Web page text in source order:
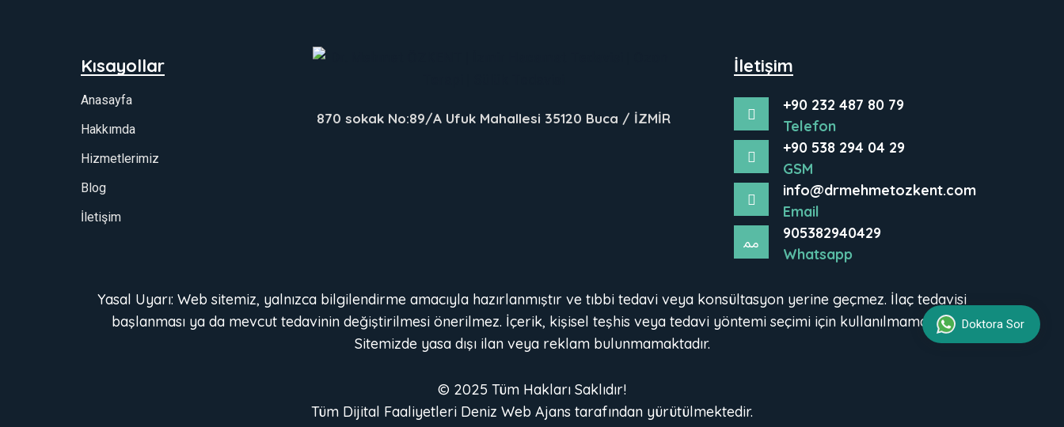
Doktora Sor
Kısayollar
Anasayfa
Hakkımda
Hizmetlerimiz
Blog
İletişim
870 sokak No:89/A Ufuk Mahallesi 35120 Buca / İZMİR
İletişim
+90 232 487 80 79
Telefon
+90 538 294 04 29
GSM
info@drmehmetozkent.com
Email
905382940429
Whatsapp
Yasal Uyarı: Web sitemiz, yalnızca bilgilendirme amacıyla hazırlanmıştır ve tıbbi tedavi veya konsültasyon yerine geçmez. İlaç tedavisi
başlanması ya da mevcut tedavinin değiştirilmesi önerilmez. İçerik, kişisel teşhis veya tedavi yöntemi seçimi için kullanılmamalıdır.
Sitemizde yasa dışı ilan veya reklam bulunmamaktadır.
© 2025 Tüm Hakları Saklıdır!
Tüm Dijital Faaliyetleri Deniz Web Ajans tarafından yürütülmektedir.